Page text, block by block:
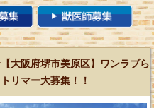
大阪府堺市美原区】ワンラブら
リマー大募集！！